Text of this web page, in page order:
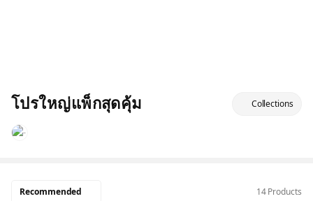
โปรใหญ่แพ็กสุดคุ้ม Collections
Recommended 14 Products